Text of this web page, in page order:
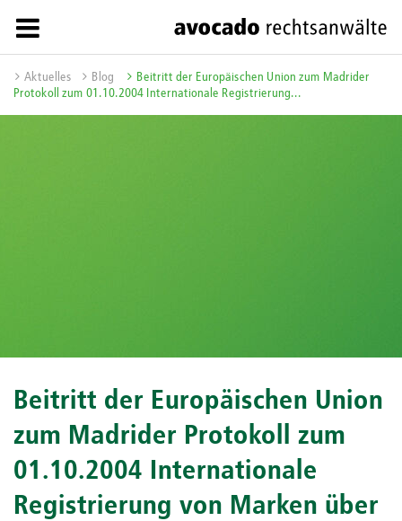
Aktuelles Blog
Beitritt der Europäischen Union zum Madrider
Protokoll zum 01.10.2004 Internationale Registrierung...
Beitritt der Europäischen Union
zum Madrider Protokoll zum
01.10.2004 Internationale
Registrierung von Marken über